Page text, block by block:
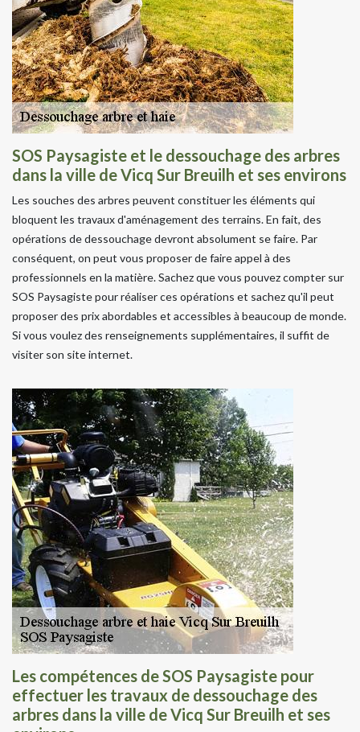
SOS Paysagiste et le dessouchage des arbres
dans la ville de Vicq Sur Breuilh et ses environs
Les souches des arbres peuvent constituer les éléments qui
bloquent les travaux d'aménagement des terrains. En fait, des
opérations de dessouchage devront absolument se faire. Par
conséquent, on peut vous proposer de faire appel à des
professionnels en la matière. Sachez que vous pouvez compter sur
SOS Paysagiste pour réaliser ces opérations et sachez qu'il peut
proposer des prix abordables et accessibles à beaucoup de monde.
Si vous voulez des renseignements supplémentaires, il suffit de
visiter son site internet.
Les compétences de SOS Paysagiste pour
effectuer les travaux de dessouchage des
arbres dans la ville de Vicq Sur Breuilh et ses